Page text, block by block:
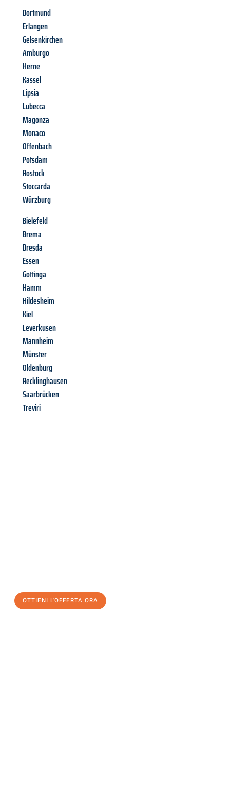
Dortmund
Erlangen
Gelsenkirchen
Amburgo
Herne
Kassel
Lipsia
Lubecca
Magonza
Monaco
Offenbach
Potsdam
Rostock
Stoccarda
Würzburg
Bielefeld
Brema
Dresda
Essen
Gottinga
Hamm
Hildesheim
Kiel
Leverkusen
Mannheim
Münster
Oldenburg
Recklinghausen
Saarbrücken
Treviri
OTTIENI L'OFFERTA ORA